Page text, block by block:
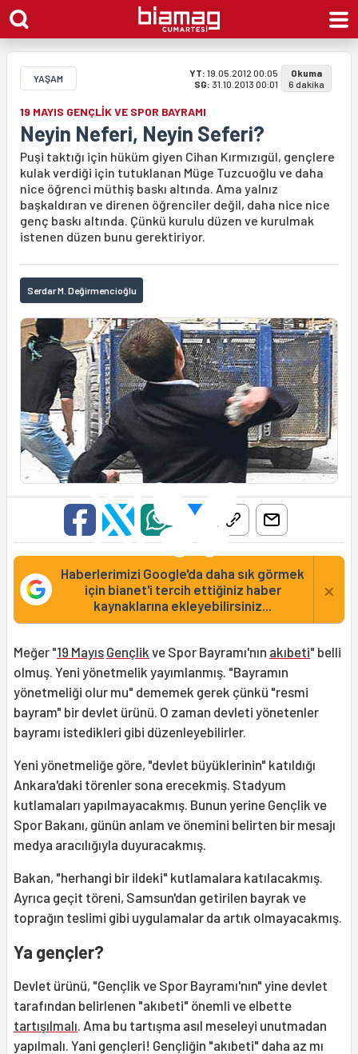
YAŞAM YT: 19.05.2012 00:05
SG: 31.10.2013 00:01
Okuma
6 dakika
19 MAYIS GENÇLİK VE SPOR BAYRAMI
Neyin Neferi, Neyin Seferi?
Puşi taktığı için hüküm giyen Cihan Kırmızıgül, gençlere
kulak verdiği için tutuklanan Müge Tuzcuoğlu ve daha
nice öğrenci müthiş baskı altında. Ama yalnız
başkaldıran ve direnen öğrenciler değil, daha nice nice
genç baskı altında. Çünkü kurulu düzen ve kurulmak
istenen düzen bunu gerektiriyor.
Serdar M. Değirmencioğlu
Haberlerimizi Google'da daha sık görmek
için bianet'i tercih ettiğiniz haber
kaynaklarına ekleyebilirsiniz...
×
Meğer "19 Mayıs Gençlik ve Spor Bayramı'nın akıbeti" belli
olmuş. Yeni yönetmelik yayımlanmış. "Bayramın
yönetmeliği olur mu" dememek gerek çünkü "resmi
bayram" bir devlet ürünü. O zaman devleti yönetenler
bayramı istedikleri gibi düzenleyebilirler.
Yeni yönetmeliğe göre, "devlet büyüklerinin" katıldığı
Ankara'daki törenler sona erecekmiş. Stadyum
kutlamaları yapılmayacakmış. Bunun yerine Gençlik ve
Spor Bakanı, günün anlam ve önemini belirten bir mesajı
medya aracılığıyla duyuracakmış.
Bakan, "herhangi bir ildeki" kutlamalara katılacakmış.
Ayrıca geçit töreni, Samsun'dan getirilen bayrak ve
toprağın teslimi gibi uygulamalar da artık olmayacakmış.
Ya gençler?
Devlet ürünü, "Gençlik ve Spor Bayramı'nın" yine devlet
tarafından belirlenen "akıbeti" önemli ve elbette
tartışılmalı . Ama bu tartışma asıl meseleyi unutmadan
yapılmalı. Yani gençleri! Gençliğin "akıbeti" daha az mı